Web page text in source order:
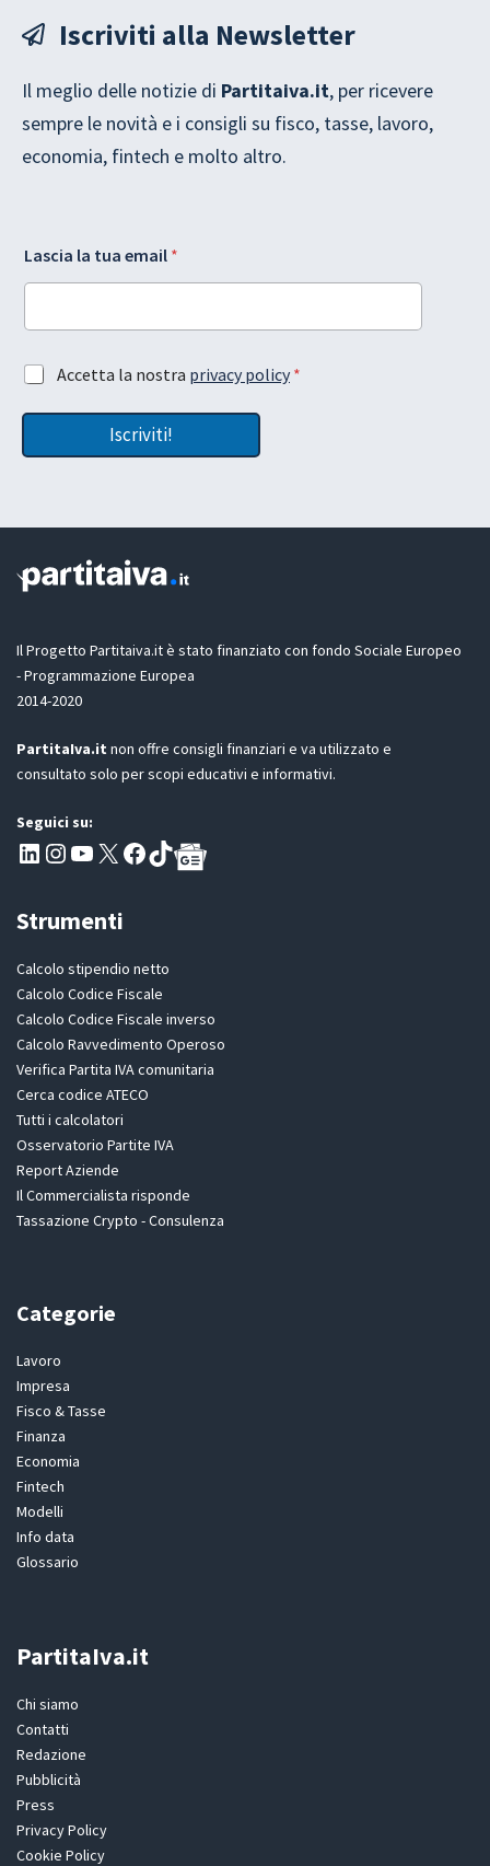
Iscriviti alla Newsletter
Il meglio delle notizie di Partitaiva.it, per ricevere
sempre le novità e i consigli su fisco, tasse, lavoro,
economia, fintech e molto altro.
a
s
t
u
t
Lascia la tua email *
*
c
e
a
i
o
t
u
A
c
t
n
D
P
R
*
Accetta la nostra privacy policy *
Iscriviti!
Il Progetto Partitaiva.it è stato finanziato con fondo Sociale Europeo
- Programmazione Europea
2014-2020
PartitaIva.it non offre consigli finanziari e va utilizzato e
consultato solo per scopi educativi e informativi.
Seguici su:
Pagina LinkedIn PartitaIva
Instagram
Canale YouTube Evoluzione - Partitaiva.it
X Segui PartitaIva su Facebook
TikTok
Strumenti
Calcolo stipendio netto
Calcolo Codice Fiscale
Calcolo Codice Fiscale inverso
Calcolo Ravvedimento Operoso
Verifica Partita IVA comunitaria
Cerca codice ATECO
Tutti i calcolatori
Osservatorio Partite IVA
Report Aziende
Il Commercialista risponde
Tassazione Crypto - Consulenza
Categorie
Lavoro
Impresa
Fisco & Tasse
Finanza
Economia
Fintech
Modelli
Info data
Glossario
PartitaIva.it
Chi siamo
Contatti
Redazione
Pubblicità
Press
Privacy Policy
Cookie Policy